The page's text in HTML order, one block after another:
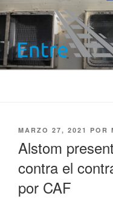
Saltar
al
contenido
ENTRE
Información ferroviaria
PUBLICADO
EL
MARZO 27, 2021 POR
Alstom
contra el
por CAF